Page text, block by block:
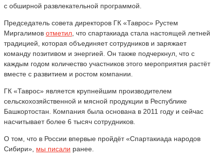
с обширной развлекательной программой.
Председатель совета директоров ГК «Таврос» Рустем
Миргалимов отметил , что спартакиада стала настоящей летней
традицией, которая объединяет сотрудников и заряжает
команду позитивом и энергией. Он также подчеркнул, что с
каждым годом количество участников этого мероприятия растёт
вместе с развитием и ростом компании.
ГК «Таврос» является крупнейшим производителем
сельскохозяйственной и мясной продукции в Республике
Башкортостан. Компания была основана в 2011 году и сейчас
насчитывает более 6 тысяч сотрудников.
О том, что в России впервые пройдёт «Спартакиада народов
Сибири», мы писали ранее.